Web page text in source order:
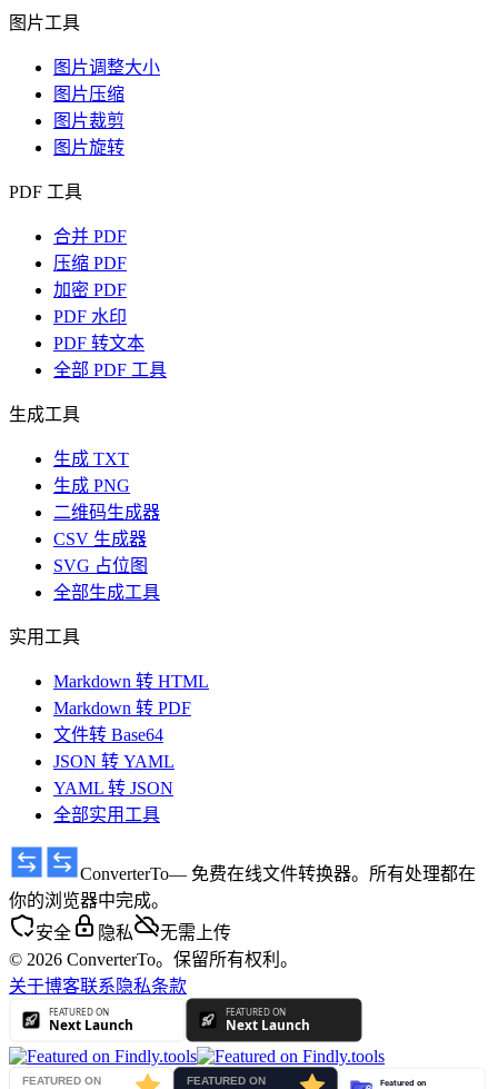
图片工具
图片调整大小
图片压缩
图片裁剪
图片旋转
PDF 工具
合并 PDF
压缩 PDF
加密 PDF
PDF 水印
PDF 转文本
全部 PDF 工具
生成工具
生成 TXT
生成 PNG
二维码生成器
CSV 生成器
SVG 占位图
全部生成工具
实用工具
Markdown 转 HTML
Markdown 转 PDF
文件转 Base64
JSON 转 YAML
YAML 转 JSON
全部实用工具
ConverterTo— 免费在线文件转换器。所有处理都在
你的浏览器中完成。
安全
隐私
无需上传
© 2026 ConverterTo。保留所有权利。
关于博客联系 隐私条款